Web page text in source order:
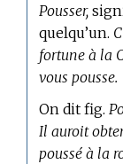
Pousser,
quelqu’un.
fortune à la
vous pousse.
On dit fig.
Il auroit
poussé à la